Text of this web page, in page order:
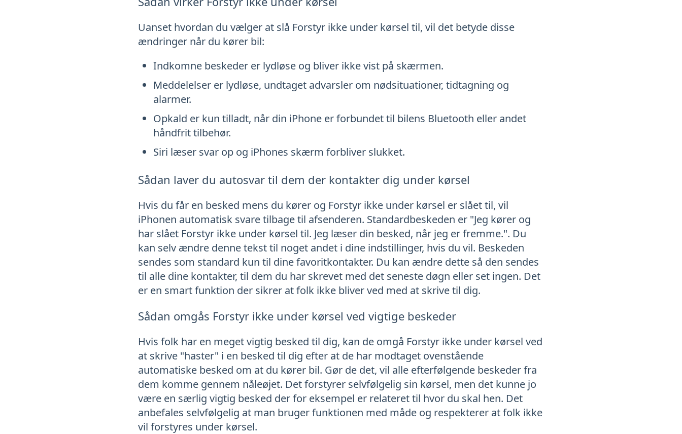
Uanset hvordan du vælger at slå Forstyr ikke under kørsel til, vil det betyde disse
ændringer når du kører bil:
Indkomne beskeder er lydløse og bliver ikke vist på skærmen.
Meddelelser er lydløse, undtaget advarsler om nødsituationer, tidtagning og
alarmer.
Opkald er kun tilladt, når din iPhone er forbundet til bilens Bluetooth eller andet
håndfrit tilbehør.
Siri læser svar op og iPhones skærm forbliver slukket.
Sådan laver du autosvar til dem der kontakter dig under kørsel
Hvis du får en besked mens du kører og Forstyr ikke under kørsel er slået til, vil
iPhonen automatisk svare tilbage til afsenderen. Standardbeskeden er "Jeg kører og
har slået Forstyr ikke under kørsel til. Jeg læser din besked, når jeg er fremme.". Du
kan selv ændre denne tekst til noget andet i dine indstillinger, hvis du vil. Beskeden
sendes som standard kun til dine favoritkontakter. Du kan ændre dette så den sendes
til alle dine kontakter, til dem du har skrevet med det seneste døgn eller set ingen. Det
er en smart funktion der sikrer at folk ikke bliver ved med at skrive til dig.
Sådan omgås Forstyr ikke under kørsel ved vigtige beskeder
Hvis folk har en meget vigtig besked til dig, kan de omgå Forstyr ikke under kørsel ved
at skrive "haster" i en besked til dig efter at de har modtaget ovenstående
automatiske besked om at du kører bil. Gør de det, vil alle efterfølgende beskeder fra
dem komme gennem nåleøjet. Det forstyrer selvfølgelig sin kørsel, men det kunne jo
være en særlig vigtig besked der for eksempel er relateret til hvor du skal hen. Det
anbefales selvfølgelig at man bruger funktionen med måde og respekterer at folk ikke
vil forstyres under kørsel.